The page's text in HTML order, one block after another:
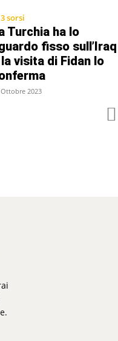
sorsi
Turchia ha lo
fisso sull’Iraq
visita di Fidan lo
2023